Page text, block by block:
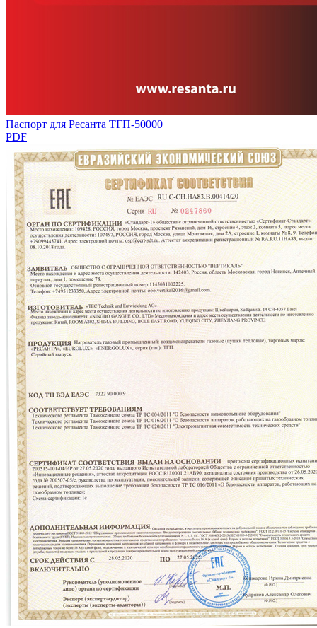
Паспорт для Ресанта ТГП-50000
PDF